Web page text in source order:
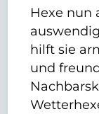
Hexe nun
hilft sie
und